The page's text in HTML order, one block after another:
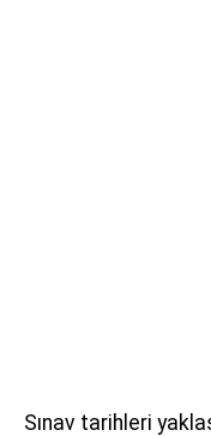
Sınav tarihleri